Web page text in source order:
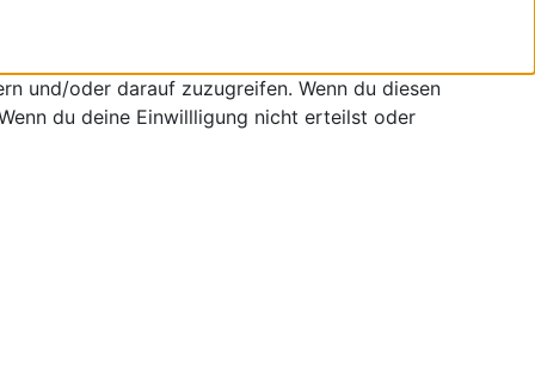
und/oder darauf zuzugreifen. Wenn du diesen
du deine Einwillligung nicht erteilst oder